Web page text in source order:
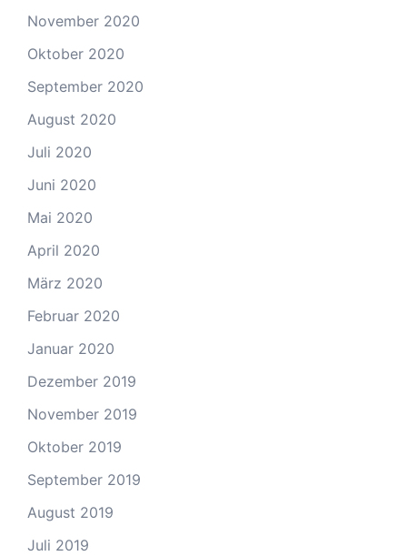
November 2020
Oktober 2020
September 2020
August 2020
Juli 2020
Juni 2020
Mai 2020
April 2020
März 2020
Februar 2020
Januar 2020
Dezember 2019
November 2019
Oktober 2019
September 2019
August 2019
Juli 2019